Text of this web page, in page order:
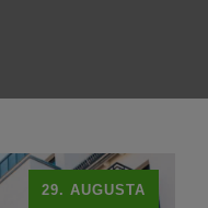
29. AUGUSTA